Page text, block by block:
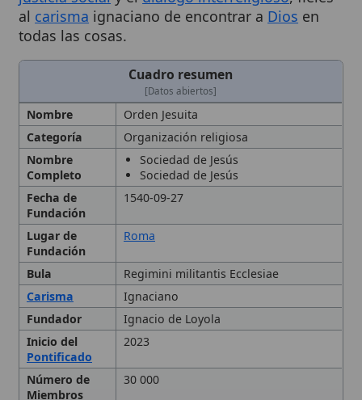
Cuadro resumen
[Datos abiertos]
Nombre Orden Jesuita
Organización religiosa
Completo
Sociedad de Jesús
Sociedad de Jesús
Fecha de
Fundación
1540-09-27
Lugar de
Fundación
Roma
Bula Regimini militantis Ecclesiae
Carisma
Fundador
Ignacio de Loyola
Inicio del
Pontificado
Número de
Miembros
30 000
Personas
relacionadas
Pablo III
Superior
General
Tipo